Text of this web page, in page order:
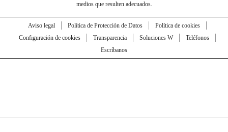
medios que resulten adecuados.
Aviso legal Política de Protección de Datos
Política de cookies
Configuración de cookies
Transparencia Soluciones W
Teléfonos
Escríbanos